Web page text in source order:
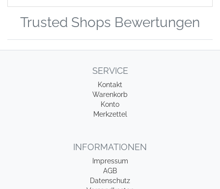
Trusted Shops Bewertungen
SERVICE
Kontakt
Warenkorb
Konto
Merkzettel
INFORMATIONEN
Impressum
AGB
Datenschutz